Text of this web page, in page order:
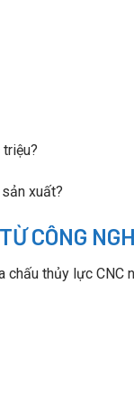
xuất?
CÔNG
thủy lực CNC